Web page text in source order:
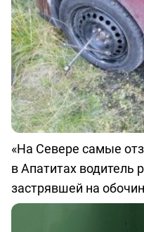
«На Севере самые
в Апатитах водитель
застрявшей на